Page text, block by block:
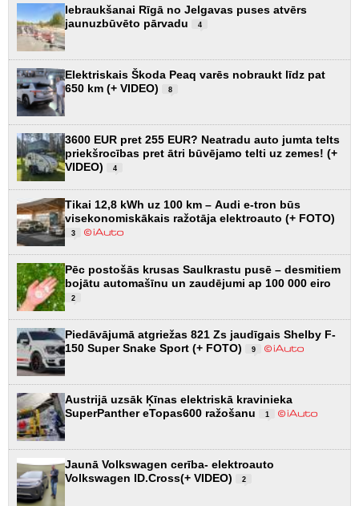
Iebraukšanai Rīgā no Jelgavas puses atvērs
jaunuzbūvēto pārvadu
4
Elektriskais Škoda Peaq varēs nobraukt līdz pat
650 km (+ VIDEO)
8
3600 EUR pret 255 EUR? Neatradu auto jumta telts
priekšrocības pret ātri būvējamo telti uz zemes! (+
VIDEO)
4
Tikai 12,8 kWh uz 100 km – Audi e-tron būs
visekonomiskākais ražotāja elektroauto (+ FOTO)
3
Pēc postošās krusas Saulkrastu pusē – desmitiem
bojātu automašīnu un zaudējumi ap 100 000 eiro
2
Piedāvājumā atgriežas 821 Zs jaudīgais Shelby F-
150 Super Snake Sport (+ FOTO)
9
Austrijā uzsāk Ķīnas elektriskā kravinieka
SuperPanther eTopas600 ražošanu
1
Jaunā Volkswagen cerība- elektroauto
Volkswagen ID.Cross(+ VIDEO)
2